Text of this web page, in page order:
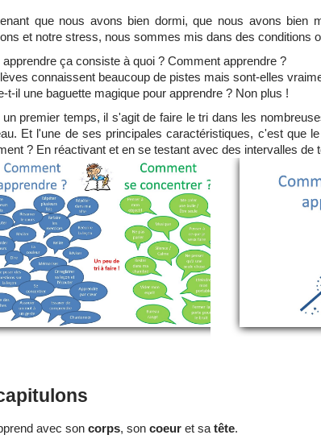
que nous avons bien dormi, que nous avons
et notre stress, nous sommes mis dans des conditions
apprendre ça consiste à quoi ? Comment apprendre ?
connaissent beaucoup de pistes mais sont-elles
t-il une baguette magique pour apprendre ? Non plus !
un premier temps, il s'agit de faire le tri dans les
Et l'une de ses principales caractéristiques, c'est que
? En réactivant et en se testant avec des intervalles de
avec son corps, son coeur et sa tête.